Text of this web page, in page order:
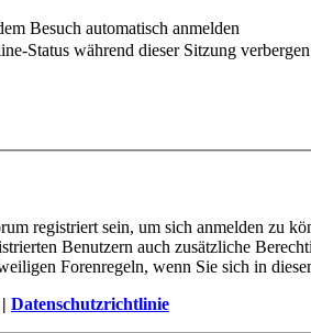
Besuch automatisch anmelden
Status während dieser Sitzung verbergen
registriert sein, um sich anmelden zu
Benutzern auch zusätzliche
Forenregeln, wenn Sie sich in
| Datenschutzrichtlinie